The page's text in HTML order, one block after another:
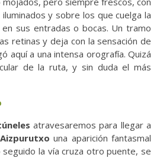
y sobre los que cuelga la
sus entradas o bocas. Un tramo
retinas y deja con la sensación de
aquí a una intensa orografía. Quizá
de la ruta, y sin duda el más
atravesaremos para llegar a
Aizpurutxo una aparición fantasmal
la vía cruza otro puente, se